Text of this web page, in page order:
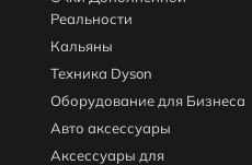
Реальности
Кальяны
Техника Dyson
Оборудование для Бизнеса
Авто аксессуары
Аксессуары для